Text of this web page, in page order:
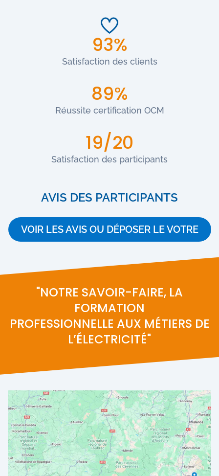
93%
Satisfaction des clients
89%
Réussite certification OCM
19/20
Satisfaction des participants
AVIS DES PARTICIPANTS
VOIR LES AVIS OU DÉPOSER LE VOTRE
"NOTRE SAVOIR-FAIRE, LA
FORMATION
PROFESSIONNELLE AUX MÉTIERS DE
L’ÉLECTRICITÉ"